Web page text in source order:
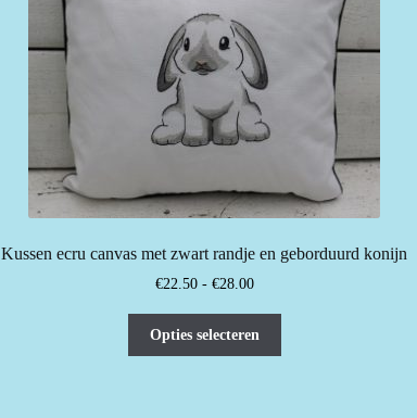
Kussen ecru canvas met zwart randje en geborduurd konijn
€22.50 - €28.00Prijsklasse:
tot
€28.00
Opties selecteren